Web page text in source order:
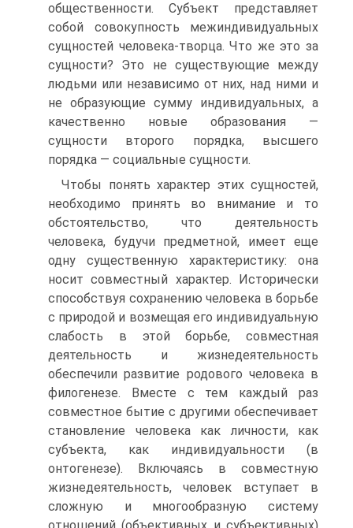
общественности. Субъект представляет
собой совокупность межиндивидуальных
сущностей человека-творца. Что же это за
сущности? Это не существующие между
людьми или независимо от них, над ними и
не образующие сумму индивидуальных, а
качественно новые образования —
сущности второго порядка, высшего
порядка — социальные сущности.
Чтобы понять характер этих сущностей,
необходимо принять во внимание и то
обстоятельство, что деятельность
человека, будучи предметной, имеет еще
одну существенную характеристику: она
носит совместный характер. Исторически
способствуя сохранению человека в борьбе
с природой и возмещая его индивидуальную
слабость в этой борьбе, совместная
деятельность и жизнедеятельность
обеспечили развитие родового человека в
филогенезе. Вместе с тем каждый раз
совместное бытие с другими обеспечивает
становление человека как личности, как
субъекта, как индивидуальности (в
онтогенезе). Включаясь в совместную
жизнедеятельность, человек вступает в
сложную и многообразную систему